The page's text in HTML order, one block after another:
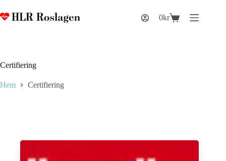
till
innehåll
Varukorg
0kr
Certifiering
Hem Certifiering